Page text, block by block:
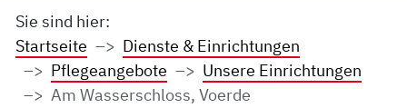
Sie sind hier:
Startseite
Dienste & Einrichtungen
Pflegeangebote
Unsere Einrichtungen
Am Wasserschloss, Voerde